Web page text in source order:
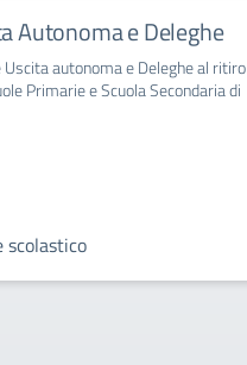
Autonoma e Deleghe
Uscita autonoma e Deleghe al ritiro
Primarie e Scuola Secondaria di
scolastico